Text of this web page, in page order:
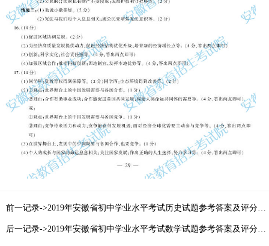
前一记录->2019年安徽省初中学业水平考试历史试题参考答案及评分标准
后一记录->2019年安徽省初中学业水平考试数学试题参考答案及评分标准